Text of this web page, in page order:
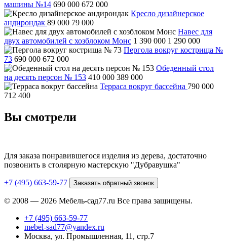
машины №14 690 000 672 000
Кресло дизайнерское
андирондак 89 000 79 000
Навес для
двух автомобилей с хозблоком Монс 1 390 000 1 290 000
Пергола вокруг кострища №
73 690 000 672 000
Обеденный стол
на десять персон № 153 410 000 389 000
Терраса вокруг бассейна 790 000
712 400
Вы смотрели
Для заказа понравившегося изделия из дерева, достаточно
позвонить в столярную мастерскую "Дубравушка"
+7 (495) 663-59-77 Заказать обратный звонок
© 2008 — 2026 Мебель-сад77.ru Все права защищены.
+7 (495) 663-59-77
mebel-sad77@yandex.ru
Москва, ул. Промышленная, 11, стр.7